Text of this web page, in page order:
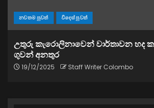
නවතම පුවත් විදෙස් පුවත්
උතුරු කැරොලිනාවෙන් වාර්තාවන හද
ගුවන් අනතුර
19/12/2025 Staff Writer Colombo